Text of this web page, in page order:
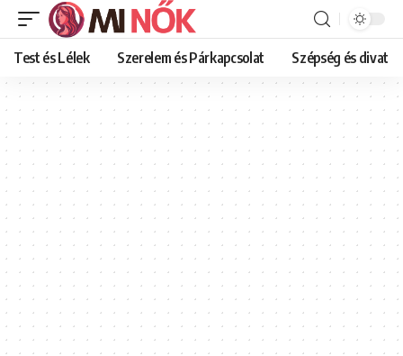
Test és Lélek Szerelem és Párkapcsolat Szépség és divat